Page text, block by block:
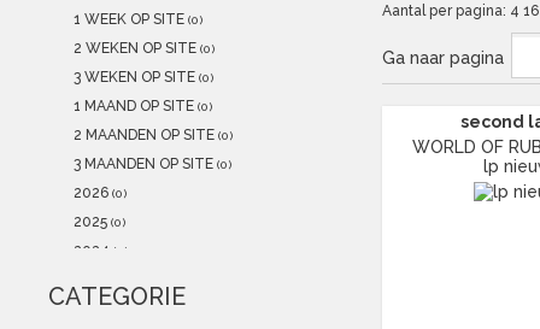
POSTERS(NEW)
Alle artikelen
1 WEEK OP SITE (0)
2 WEKEN OP SITE (0)
3 WEKEN OP SITE (0)
1 MAAND OP SITE (0)
2 MAANDEN OP SITE (0)
3 MAANDEN OP SITE (0)
2026 (0)
2025 (0)
2024 (0)
2022 (0)
CATEGORIE
Aantal per pagina: 4 16
Ga naar pagina
second
WORLD OF
lp